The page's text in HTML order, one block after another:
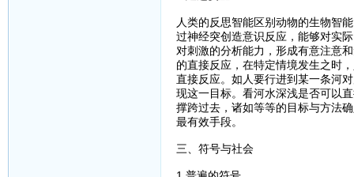
人类的反思智能区别动物的生物智
过神经突创造意识反应，能够对实
对刺激的分析能力，形成有意注意
的直接反应，在特定情境发生之时
直接反应。如人要行进到某一条河
现这一目标。看河水深浅是否可以
撑跨过去，诸如等等的目标与方法
最有效手段。
三、符号与社会